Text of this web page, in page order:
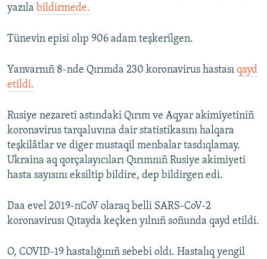
yazıla bildirmede.
Tünevin episi olıp 906 adam teşkerilgen.
Yanvarnıñ 8-nde Qırımda 230 koronavirus hastası qayd
etildi.
Rusiye nezareti astındaki Qırım ve Aqyar akimiyetiniñ
koronavirus tarqaluvına dair statistikasını halqara
teşkilâtlar ve diger mustaqil menbalar tasdıqlamay.
Ukraina aq qorçalayıcıları Qırımnıñ Rusiye akimiyeti
hasta sayısını eksiltip bildire, dep bildirgen edi.
Daa evel 2019-nCoV olaraq belli SARS-CoV-2
koronavirusı Qıtayda keçken yılnıñ soñunda qayd etildi.
O, COVID-19 hastalığınıñ sebebi oldı. Hastalıq yengil